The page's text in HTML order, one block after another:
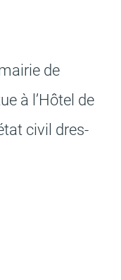
municipales en
de
à l’Hôtel de
civil dres­­